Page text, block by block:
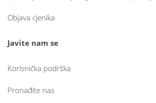
Objava cjenika
Javite nam se
Korisnička podrška
Pronađite nas